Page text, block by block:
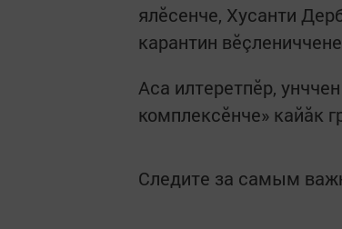
ялӗсенче, Хусанти
карантин
Аса илтеретпӗр,
комплексӗнче» кайăк
Следите за самым